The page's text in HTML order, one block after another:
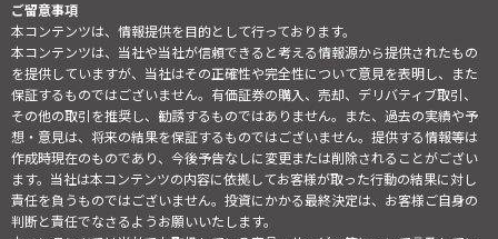
ご留意事項
本コンテンツは、情報提供を目的として行っております。
本コンテンツは、当社や当社が信頼できると考える情報源から提供されたもの
を提供していますが、当社はその正確性や完全性について意見を表明し、また
保証するものではございません。有価証券の購入、売却、デリバティブ取引、
その他の取引を推奨し、勧誘するものではありません。また、過去の実績や予
想・意見は、将来の結果を保証するものではございません。提供する情報等は
作成時現在のものであり、今後予告なしに変更または削除されることがござい
ます。当社は本コンテンツの内容に依拠してお客様が取った行動の結果に対し
責任を負うものではございません。投資にかかる最終決定は、お客様ご自身の
判断と責任でなさるようお願いいたします。